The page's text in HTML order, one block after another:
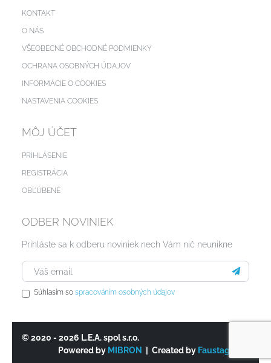
KONTAKT
O NÁS
VŠEOBECNÉ OBCHODNÉ PODMIENKY
OCHRANA OSOBNÝCH ÚDAJOV
INFORMÁCIE O COOKIES
NASTAVENIA COOKIES
MÔJ ÚČET
PRIHLÁSENIE
REGISTRÁCIA
OBĽÚBENÉ
ODBER NOVINIEK
Prihláste sa k odberu noviniek nech Vám nič neunikne
Súhlasím so spracováním osobných údajov
© 2020 - 2026 L.E.A. spol s.r.o.
Powered by MIBRON | Created by Faustagency